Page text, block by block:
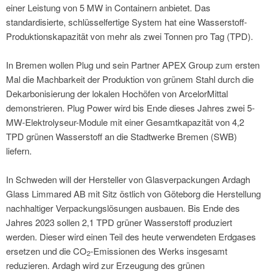
einer Leistung von 5 MW in Containern anbietet. Das
standardisierte, schlüsselfertige System hat eine Wasserstoff-
Produktionskapazität von mehr als zwei Tonnen pro Tag (TPD).
In Bremen wollen Plug und sein Partner APEX Group zum ersten
Mal die Machbarkeit der Produktion von grünem Stahl durch die
Dekarbonisierung der lokalen Hochöfen von ArcelorMittal
demonstrieren. Plug Power wird bis Ende dieses Jahres zwei 5-
MW-Elektrolyseur-Module mit einer Gesamtkapazität von 4,2
TPD grünen Wasserstoff an die Stadtwerke Bremen (SWB)
liefern.
In Schweden will der Hersteller von Glasverpackungen Ardagh
Glass Limmared AB mit Sitz östlich von Göteborg die Herstellung
nachhaltiger Verpackungslösungen ausbauen. Bis Ende des
Jahres 2023 sollen 2,1 TPD grüner Wasserstoff produziert
werden. Dieser wird einen Teil des heute verwendeten Erdgases
ersetzen und die CO2-Emissionen des Werks insgesamt
reduzieren. Ardagh wird zur Erzeugung des grünen